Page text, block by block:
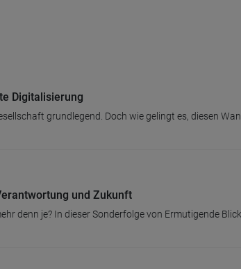
Digitalisierung
grundlegend. Doch wie gelingt es, diesen
und Zukunft
denn je? In dieser Sonderfolge von Ermutigende